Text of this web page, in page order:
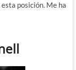
posición. Me ha